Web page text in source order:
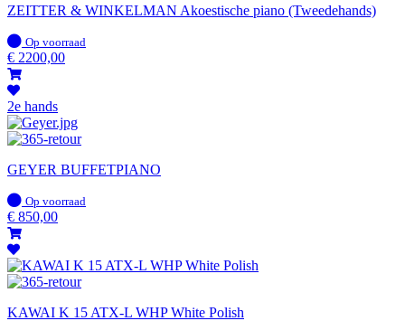
ZEITTER & WINKELMAN Akoestische piano (Tweedehands)
Op
voorraad
Op voorraad
€ 2200,00
2e hands
GEYER BUFFETPIANO
Op
voorraad
Op voorraad
€ 850,00
KAWAI K 15 ATX-L WHP White Polish